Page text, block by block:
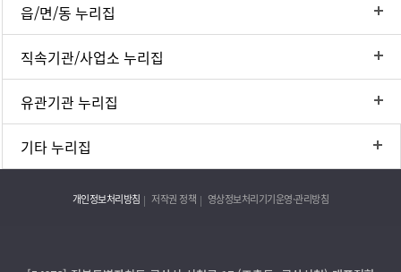
읍/면/동 누리집
직속기관/사업소 누리집
유관기관 누리집
기타 누리집
개인정보처리방침 저작권 정책 영상정보처리기기운영·관리방침